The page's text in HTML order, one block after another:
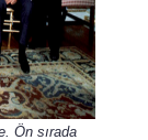
Ön sırada